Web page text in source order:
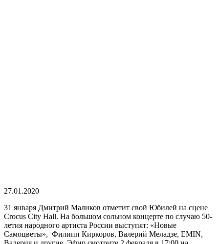
27.01.2020
31 января Дмитрий Маликов отметит свой Юбилей на сцене
Crocus City Hall. На большом сольном концерте по случаю 50-
летия народного артиста России выступят: «Новые
Самоцветы», Филипп Киркоров, Валерий Меладзе, EMIN,